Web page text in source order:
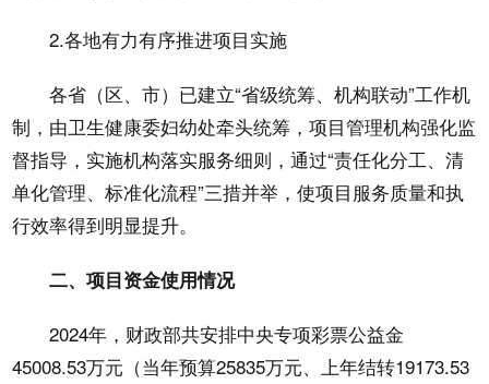
2.各地有力有序推进项目实施
各省（区、市）已建立“省级统筹、机构联动”工作机
制，由卫生健康委妇幼处牵头统筹，项目管理机构强化监
督指导，实施机构落实服务细则，通过“责任化分工、清
单化管理、标准化流程”三措并举，使项目服务质量和执
行效率得到明显提升。
二、项目资金使用情况
2024年，财政部共安排中央专项彩票公益金
45008.53万元（当年预算25835万元、上年结转19173.53